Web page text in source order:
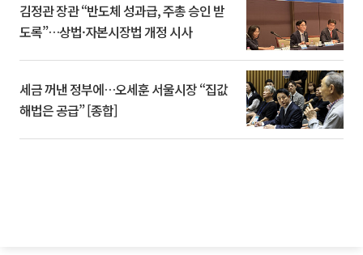
김정관 장관 “반도체 성과급, 주총 승인 받
도록”…상법·자본시장법 개정 시사
세금 꺼낸 정부에…오세훈 서울시장 “집값
해법은 공급” [종합]